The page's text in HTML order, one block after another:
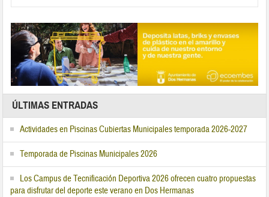
ÚLTIMAS ENTRADAS
Actividades en Piscinas Cubiertas Municipales temporada 2026-2027
Temporada de Piscinas Municipales 2026
Los Campus de Tecnificación Deportiva 2026 ofrecen cuatro propuestas
para disfrutar del deporte este verano en Dos Hermanas